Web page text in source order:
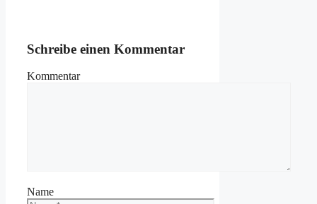
Schreibe einen Kommentar
Kommentar
Name